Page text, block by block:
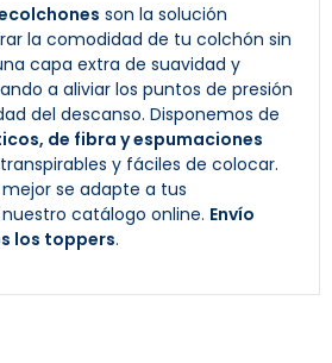
son la solución
la comodidad de tu colchón sin
capa extra de suavidad y
a aliviar los puntos de presión
del descanso. Disponemos de
de fibra y espumaciones
y fáciles de colocar.
se adapte a tus
catálogo online. Envío
los toppers.